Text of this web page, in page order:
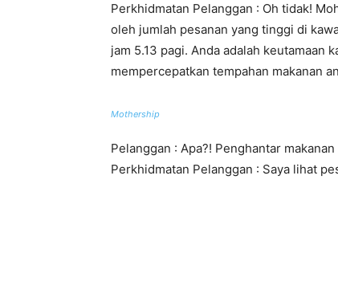
Perkhidmatan Pelanggan : Oh tidak!
oleh jumlah pesanan yang tinggi di
jam 5.13 pagi. Anda adalah keutamaan
mempercepatkan tempahan makanan
Mothership
Pelanggan : Apa?! Penghantar
Perkhidmatan Pelanggan : Saya lihat